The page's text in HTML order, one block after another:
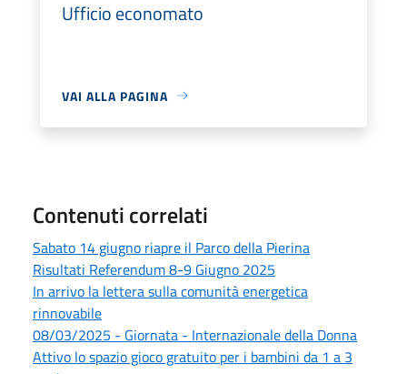
Ufficio economato
VAI ALLA PAGINA
Contenuti correlati
Sabato 14 giugno riapre il Parco della Pierina
Risultati Referendum 8-9 Giugno 2025
In arrivo la lettera sulla comunità energetica
rinnovabile
08/03/2025 - Giornata - Internazionale della Donna
Attivo lo spazio gioco gratuito per i bambini da 1 a 3